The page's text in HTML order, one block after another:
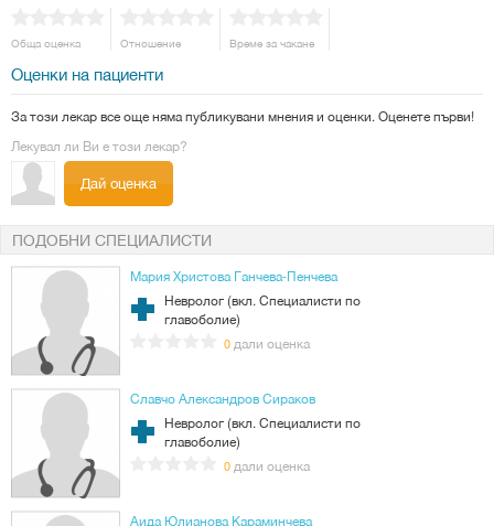
Обща оценка Отношение Време за чакане
Оценки на пациенти
За този лекар все още няма публикувани мнения и оценки. Оценете първи!
Лекувал ли Ви е този лекар?
Дай оценка
ПОДОБНИ СПЕЦИАЛИСТИ
Мария Христова Ганчева-Пенчева
Невролог (вкл. Специалисти по
главоболие)
0 дали оценка
Славчо Александров Сираков
Невролог (вкл. Специалисти по
главоболие)
0 дали оценка
Аида Юлианова Караминчева